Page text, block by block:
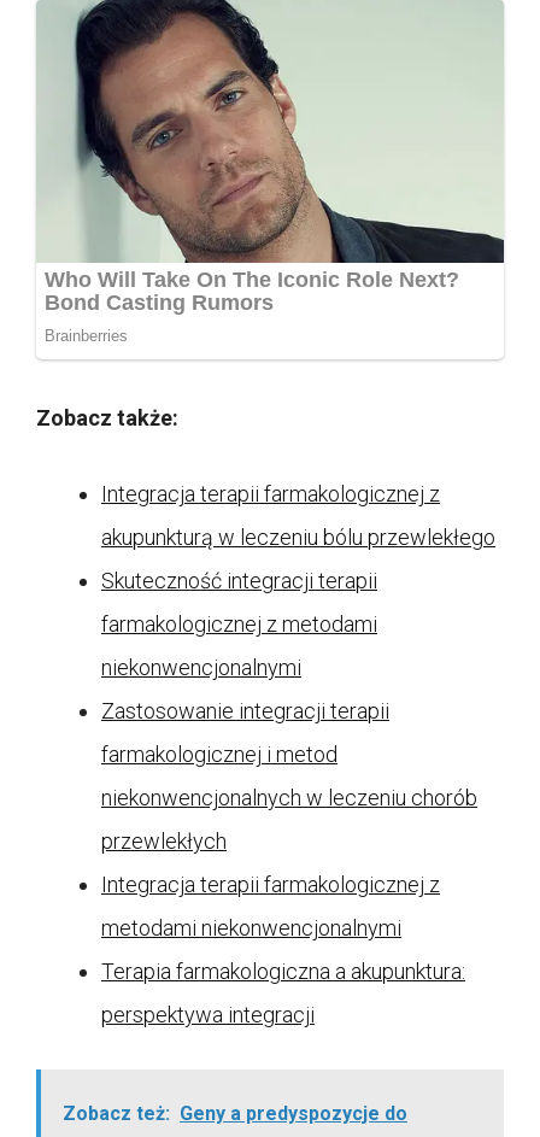
Zobacz także:
Integracja terapii farmakologicznej z
akupunkturą w leczeniu bólu przewlekłego
Skuteczność integracji terapii
farmakologicznej z metodami
niekonwencjonalnymi
Zastosowanie integracji terapii
farmakologicznej i metod
niekonwencjonalnych w leczeniu chorób
przewlekłych
Integracja terapii farmakologicznej z
metodami niekonwencjonalnymi
Terapia farmakologiczna a akupunktura:
perspektywa integracji
Zobacz też: Geny a predyspozycje do